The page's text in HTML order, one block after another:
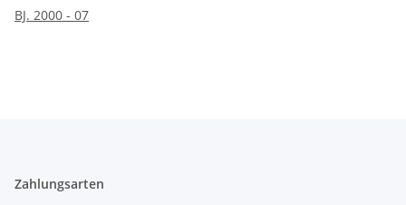
BJ. 2000 - 07
Zahlungsarten